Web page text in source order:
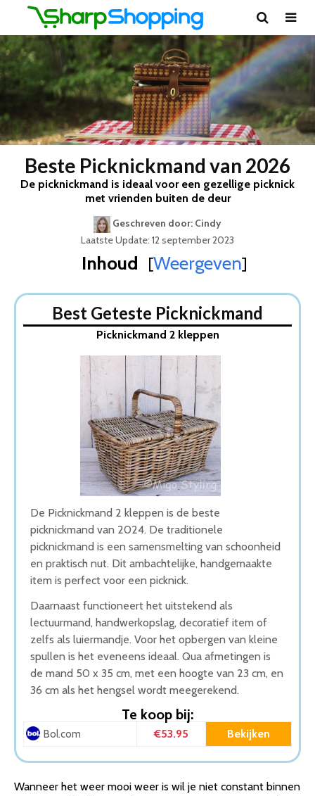
Beste Picknickmand van 2026
De picknickmand is ideaal voor een gezellige picknick
met vrienden buiten de deur
Geschreven door: Cindy
Laatste Update: 12 september 2023
Inhoud [Weergeven]
1. Picknickmand 2 kleppen
2. Picknickmand Fabia
3. LifeGoods Picknickmand
4. Picknickmand Lucio
5. Svenska Living Picknickmand
Wat is de beste Picknickmand van 2026
1. Beste Picknickmand van 2026
2. Stijlvolle Picknickmand
3. Goede Prijs-Kwaliteit Picknickmand
4. Goede Koop Picknickmand
5. Beste Budget Picknickmand van 2026
Conclusie
Best Geteste Picknickmand
Picknickmand 2 kleppen
De Picknickmand 2 kleppen is de beste
picknickmand van 2024. De traditionele
picknickmand is een samensmelting van schoonheid
en praktisch nut. Dit ambachtelijke, handgemaakte
item is perfect voor een picknick.
Daarnaast functioneert het uitstekend als
lectuurmand, handwerkopslag, decoratief item of
zelfs als luiermandje. Voor het opbergen van kleine
spullen is het eveneens ideaal. Qua afmetingen is
de mand 50 x 35 cm, met een hoogte van 23 cm, en
36 cm als het hengsel wordt meegerekend.
Te koop bij:
Bol.com €53.95 Bekijken
Wanneer het weer mooi weer is wil je niet constant binnen